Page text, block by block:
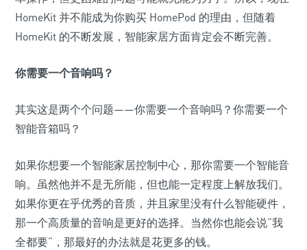
HomeKit 并不能成为你购买 HomePod 的理由，但随着
HomeKit 的不断发展，智能家居方面肯定会不断完善。
你需要一个音响吗？
其实这是两个个问题——你需要一个音响吗？你需要一个
智能音箱吗？
如果你想要一个智能家居控制中心，那你需要一个智能音
响。虽然他并不是无所能，但也能一定程度上解放我们。
如果你更在乎优秀的音质，并且家里没有什么智能硬件，
那一个高质量的音响是更好的选择。当然你也能会说“我
全都要”，那最好的办法就是花更多的钱。